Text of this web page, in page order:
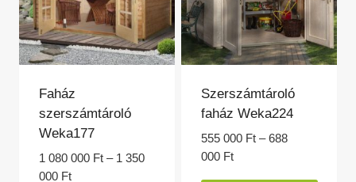
termékoldalon
választhatók
ki
ki
Faház
szerszámtároló
Weka177
1 080 000 Ft – 1 350
000 FtÁrtartomány:
Szerszámtároló
faház Weka224
555 000 Ft – 688
000 FtÁrtartomány: